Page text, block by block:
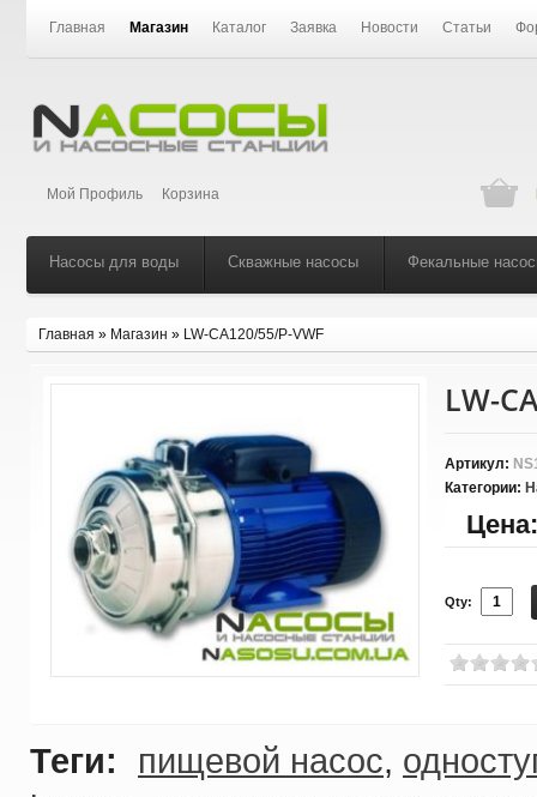
Главная Магазин Каталог Заявка Новости Статьи
Мой Профиль Корзина
Насосы для воды Скважные насосы Фекальные
Главная » Магазин » LW-CA120/55/P-VWF
LW-
Артикул:
Категории:
Цена:
Qty:
Теги: пищевой насос,